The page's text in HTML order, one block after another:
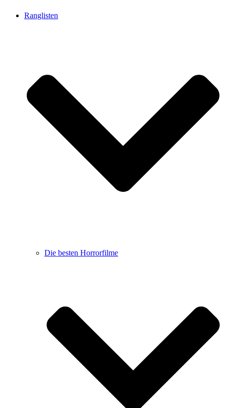
Ranglisten
Die besten Horrorfilme